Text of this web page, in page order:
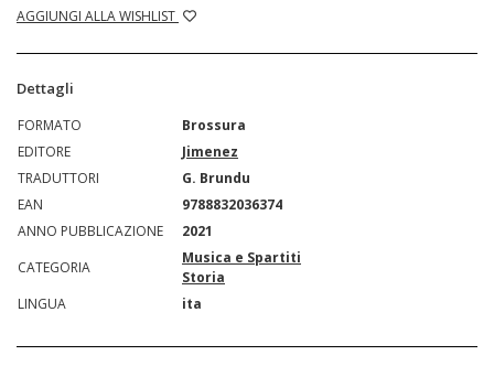
AGGIUNGI ALLA WISHLIST
Dettagli
FORMATO
Brossura
EDITORE
Jimenez
TRADUTTORI
G. Brundu
EAN
9788832036374
ANNO PUBBLICAZIONE
2021
CATEGORIA
Musica e Spartiti
Storia
LINGUA
ita